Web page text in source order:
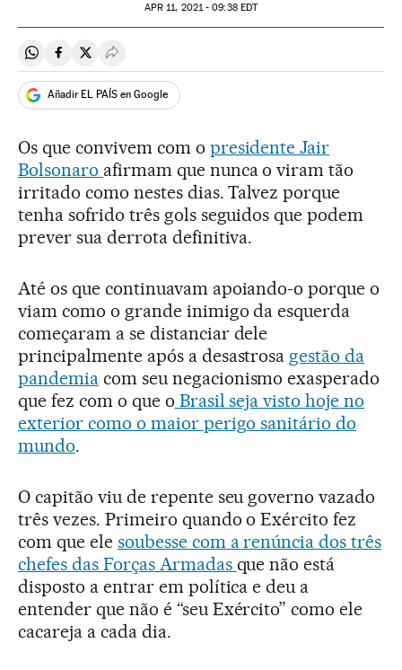
APR 11, 2021 - 09:38EDT
Compartir en Whatsapp
Compartir en Facebook
Compartir en Twitter
Desplegar Redes Sociales
Añadir EL PAÍS en Google
Os que convivem com o presidente Jair
Bolsonaro afirmam que nunca o viram tão
irritado como nestes dias. Talvez porque
tenha sofrido três gols seguidos que podem
prever sua derrota definitiva.
Até os que continuavam apoiando-o porque o
viam como o grande inimigo da esquerda
começaram a se distanciar dele
principalmente após a desastrosa gestão da
pandemiacom seu negacionismo exasperado
que fez com o que o Brasil seja visto hoje no
exterior como o maior perigo sanitário do
mundo.
O capitão viu de repente seu governo vazado
três vezes. Primeiro quando o Exército fez
com que ele soubesse com a renúncia dos três
chefes das Forças Armadas que não está
disposto a entrar em política e deu a
entender que não é “seu Exército” como ele
cacareja a cada dia.